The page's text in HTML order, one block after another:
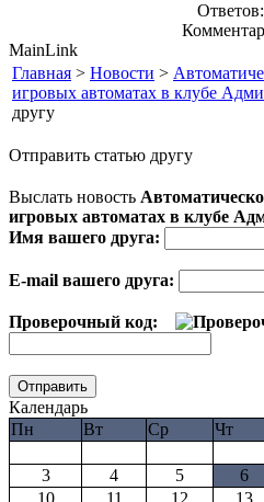
Ответов:
MainLink
Главная > Новости >
игровых автоматах в клубе
другу
Отправить статью другу
Выслать новость
игровых автоматах в клубе
Имя вашего друга:
E-mail вашего друга:
Проверочный код:
Календарь
Пн
Вт Ср Чт
3
4 5 6
10
11 12 13